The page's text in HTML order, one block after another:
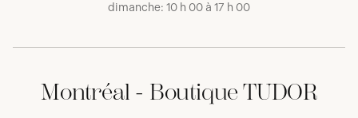
dimanche: 10 h 00 à 17 h 00
Montréal - Boutique TUDOR